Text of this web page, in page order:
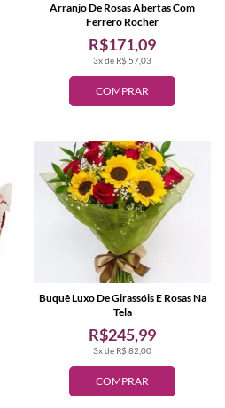
COMPRAR
3x de R$ 57,03
R$171,09
Arranjo De Rosas Abertas Com
Ferrero Rocher
COMPRAR
3x de R$ 82,00
R$245,99
Buquê Luxo De Girassóis E Rosas Na
Tela